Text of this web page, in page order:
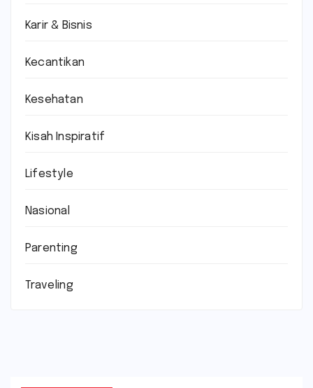
Karir & Bisnis
Kecantikan
Kesehatan
Kisah Inspiratif
Lifestyle
Nasional
Parenting
Traveling